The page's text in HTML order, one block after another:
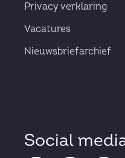
Privacy verklaring
Vacatures
Nieuwsbriefarchief
Social